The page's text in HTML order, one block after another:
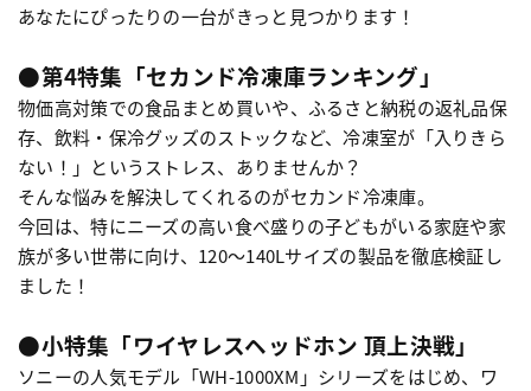
あなたにぴったりの一台がきっと見つかります！
●第4特集「セカンド冷凍庫ランキング」
物価高対策での食品まとめ買いや、ふるさと納税の返礼品保
存、飲料・保冷グッズのストックなど、冷凍室が「入りきら
ない！」というストレス、ありませんか？
そんな悩みを解決してくれるのがセカンド冷凍庫。
今回は、特にニーズの高い食べ盛りの子どもがいる家庭や家
族が多い世帯に向け、120〜140Lサイズの製品を徹底検証し
ました！
●小特集「ワイヤレスヘッドホン 頂上決戦」
ソニーの人気モデル「WH-1000XM」シリーズをはじめ、ワ